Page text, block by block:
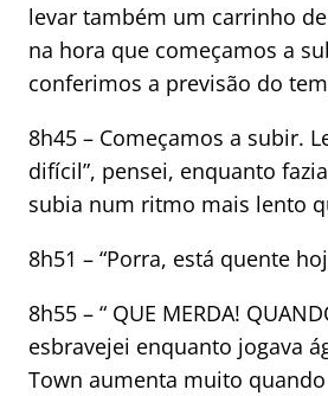
levar também um carrinho
na hora que começamos a
conferimos a previsão do
8h45 – Começamos a subir.
difícil”, pensei, enquanto
subia num ritmo mais lento
8h51 – “Porra, está quente
8h55 – “ QUE MERDA!
esbravejei enquanto jogava
Town aumenta muito